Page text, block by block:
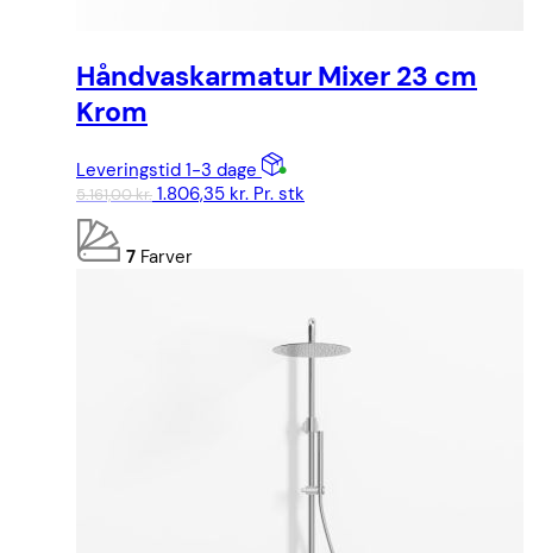
Håndvaskarmatur Mixer 23 cm
Krom
Leveringstid 1-3 dage
5.161,00kr. Den
var:
1.806,35 kr.Den
Pr. stk
7 Farver